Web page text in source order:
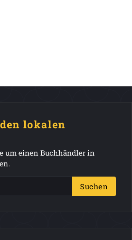
lokalen
um einen Buchhändler in
Suchen